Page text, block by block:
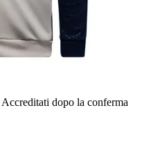
Accreditati dopo la conferma